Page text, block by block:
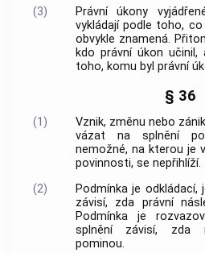
(3)
Právní úkony
vykládají podle toho,
obvykle znamená.
kdo právní úkon
toho, komu byl právní
§ 36
(1)
Vznik, změnu nebo
vázat na splnění
nemožné, na kterou je
povinnosti, se nepřihlíží.
(2)
Podmínka je
závisí, zda právní
Podmínka je
splnění závisí, zda
pominou.